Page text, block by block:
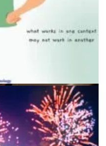
тревоги
после общения